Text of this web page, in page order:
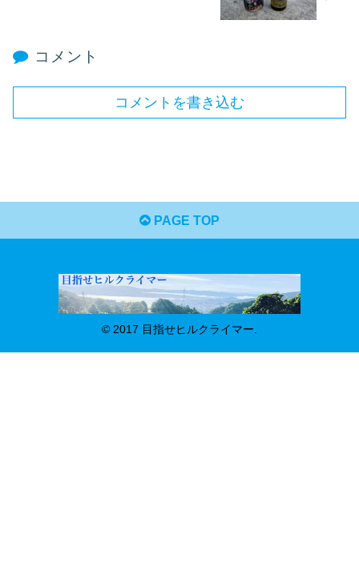
コメント
コメントを書き込む
PAGE TOP
© 2017 目指せヒルクライマー.